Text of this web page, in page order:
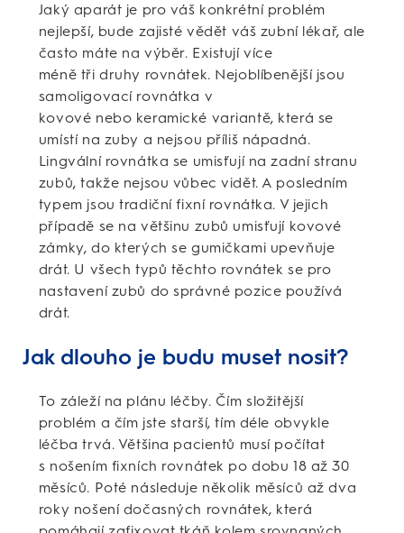
Jaký aparát je pro váš konkrétní problém
nejlepší, bude zajisté vědět váš zubní lékař, ale
často máte na výběr. Existují více
méně tři druhy rovnátek. Nejoblíbenější jsou
samoligovací rovnátka v
kovové nebo keramické variantě, která se
umístí na zuby a nejsou příliš nápadná.
Lingvální rovnátka se umisťují na zadní stranu
zubů, takže nejsou vůbec vidět. A posledním
typem jsou tradiční fixní rovnátka. V jejich
případě se na většinu zubů umisťují kovové
zámky, do kterých se gumičkami upevňuje
drát. U všech typů těchto rovnátek se pro
nastavení zubů do správné pozice používá
drát.
Jak dlouho je budu muset nosit?
To záleží na plánu léčby. Čím složitější
problém a čím jste starší, tím déle obvykle
léčba trvá. Většina pacientů musí počítat
s nošením fixních rovnátek po dobu 18 až 30
měsíců. Poté následuje několik měsíců až dva
roky nošení dočasných rovnátek, která